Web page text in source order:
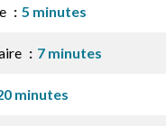
5 minutes
7 minutes
minutes